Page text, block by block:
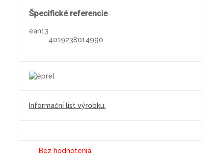
Špecifické referencie
ean13
4019238014990
Informační list výrobku.
Bez hodnotenia